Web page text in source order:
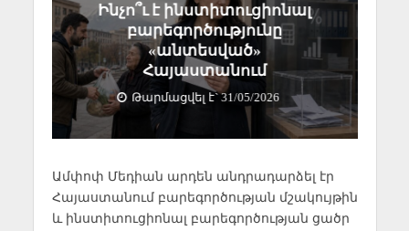
Ինչո՞ւ է ինստիտուցիոնալ
բարեգործությունը
«անտեսված»
Հայաստանում
Թարմացվել է` 31/05/2026
Ամփոփ Մեդիան արդեն անդրադարձել էր
Հայաստանում բարեգործության մշակույթին
և ինստիտուցիոնալ բարեգործության ցածր